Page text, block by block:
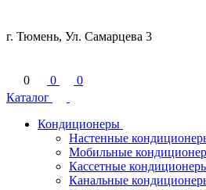
г. Тюмень, Ул. Самарцева 3
0 0
0
Каталог
Кондиционеры
Настенные
Мобильные
Кассетные
Канальные